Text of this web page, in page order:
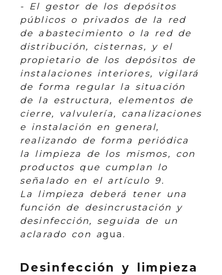
- El gestor de los depósitos
públicos o privados de la red
de abastecimiento o la red de
distribución, cisternas, y el
propietario de los depósitos de
instalaciones interiores, vigilará
de forma regular la situación
de la estructura, elementos de
cierre, valvulería, canalizaciones
e instalación en general,
realizando de forma periódica
la limpieza de los mismos, con
productos que cumplan lo
señalado en el artículo 9.
La limpieza deberá tener una
función de desincrustación y
desinfección, seguida de un
aclarado con agua.
Desinfección y limpieza